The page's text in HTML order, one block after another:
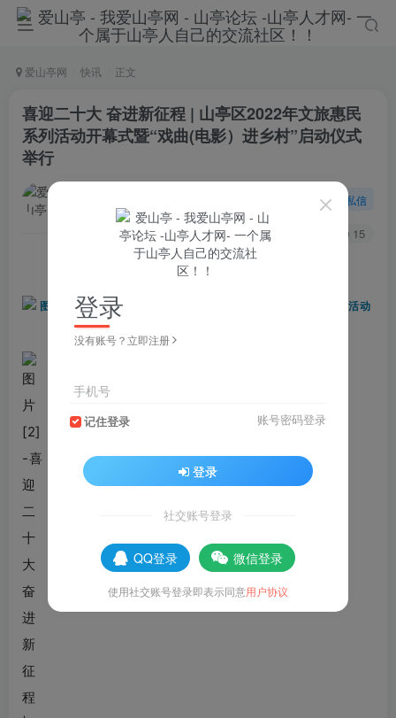
爱山亭网 快讯 正文
喜迎二十大 奋进新征程 | 山亭区2022年文旅惠民
系列活动开幕式暨“戏曲(电影）进乡村”启动仪式
举行
私信
15
登录
没有账号？立即注册
手机号
记住登录 账号密码登录
登录
社交账号登录
QQ登录 微信登录
使用社交账号登录即表示同意用户协议